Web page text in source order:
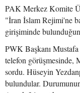
PAK Merkez Komite
"İran İslam Rejimi'ne
girişiminde
PWK Başkanı
telefon görüşmesinde,
sordu. Hüseyin
bulundular.